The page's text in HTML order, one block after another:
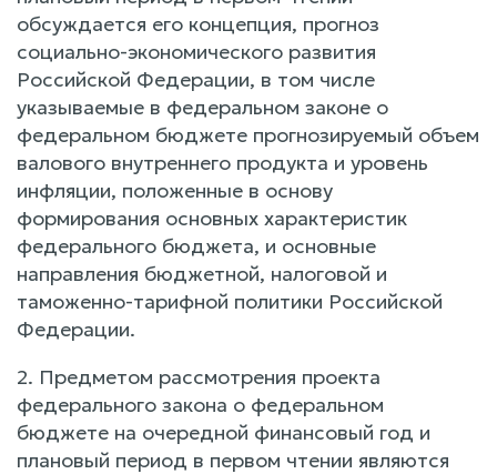
обсуждается его концепция, прогноз
социально-экономического развития
Российской Федерации, в том числе
указываемые в федеральном законе о
федеральном бюджете прогнозируемый объем
валового внутреннего продукта и уровень
инфляции, положенные в основу
формирования основных характеристик
федерального бюджета, и основные
направления бюджетной, налоговой и
таможенно-тарифной политики Российской
Федерации.
2. Предметом рассмотрения проекта
федерального закона о федеральном
бюджете на очередной финансовый год и
плановый период в первом чтении являются